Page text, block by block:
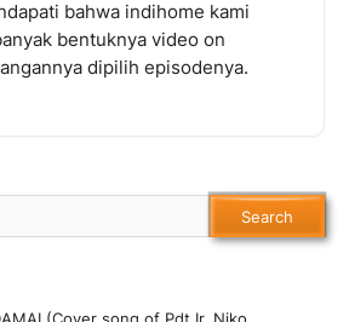
bahwa indihome kami
bentuknya video on
dipilih episodenya.
Search